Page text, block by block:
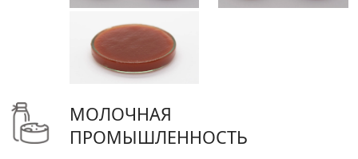
МОЛОЧНАЯ
ПРОМЫШЛЕННОСТЬ